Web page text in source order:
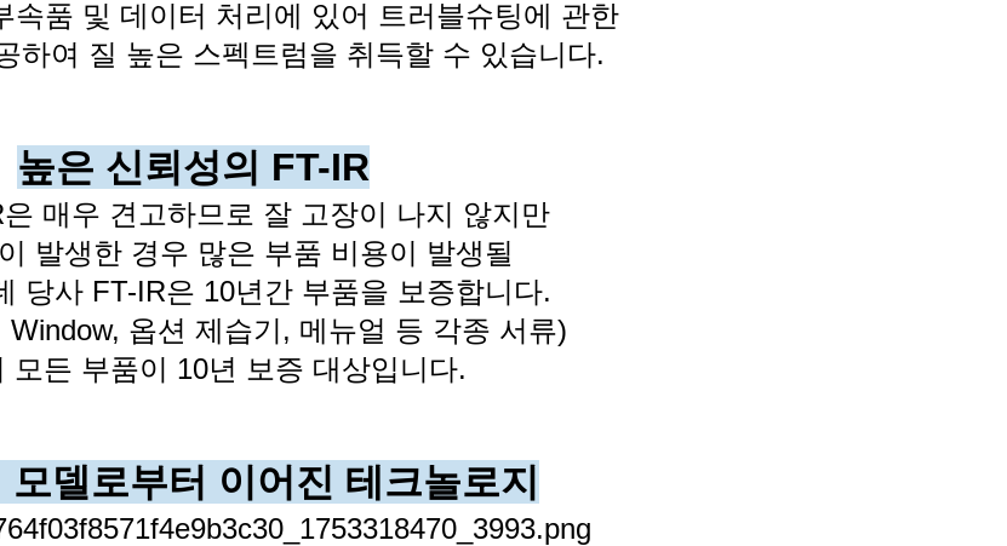
속품 및 데이터 처리에 있어 트러블슈팅에 관한
하여 질 높은 스펙트럼을 취득할 수 있습니다.
높은 신뢰성의 FT-IR
매우 견고하므로 잘 고장이 나지 않지만
발생한 경우 많은 부품 비용이 발생될
당사 FT-IR은 10년간 부품을 보증합니다.
Window, 옵션 제습기, 메뉴얼 등 각종 서류)
모든 부품이 10년 보증 대상입니다.
모델로부터 이어진 테크놀로지